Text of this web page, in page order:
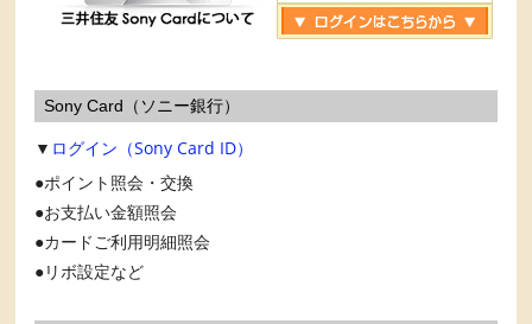
Sony Card（ソニー銀行）
▼ ログイン（Sony Card ID）
ポイント照会・交換
お支払い金額照会
カードご利用明細照会
リボ設定など